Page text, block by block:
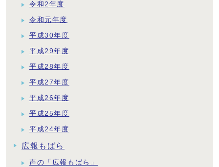
令和2年度
令和元年度
平成30年度
平成29年度
平成28年度
平成27年度
平成26年度
平成25年度
平成24年度
広報もばら
声の「広報もばら」